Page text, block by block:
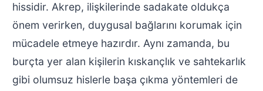
hissidir. Akrep, ilişkilerinde sadakate oldukça
önem verirken, duygusal bağlarını korumak için
mücadele etmeye hazırdır. Aynı zamanda, bu
burçta yer alan kişilerin kıskançlık ve sahtekarlık
gibi olumsuz hislerle başa çıkma yöntemleri de